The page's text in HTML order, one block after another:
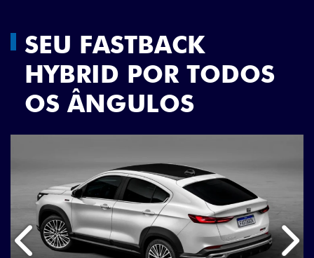
SEU FASTBACK
HYBRID POR TODOS
OS ÂNGULOS
Anterior